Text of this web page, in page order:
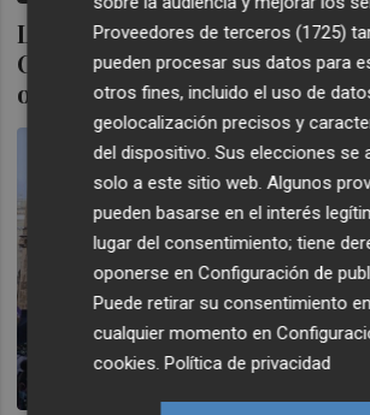
La enseñanza concertada
Corts avances en la
oferta sobre jubilación parcial
Proveedores de terceros (1725)
pueden procesar sus datos para
otros fines, incluido el uso de
geolocalización precisos y
del dispositivo. Sus elecciones se
solo a este sitio web. Algunos
pueden basarse en el interés
lugar del consentimiento; tiene
oponerse enConfiguración de
Puede retirar su consentimiento en
cualquier momento en
cookies.Política de privacidad